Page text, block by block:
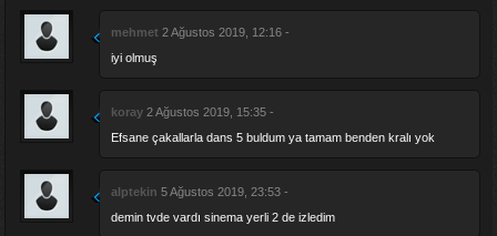
mehmet 2 Ağustos 2019, 12:16 -
iyi olmuş
koray 2 Ağustos 2019, 15:35 -
Efsane çakallarla dans 5 buldum ya tamam benden kralı yok
alptekin 5 Ağustos 2019, 23:53 -
demin tvde vardı sinema yerli 2 de izledim